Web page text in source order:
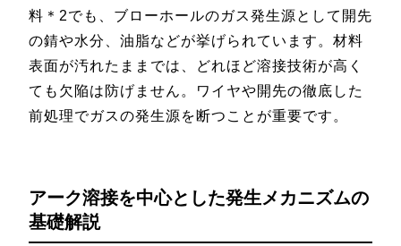
料＊2でも、ブローホールのガス発生源として開先
の錆や水分、油脂などが挙げられています。材料
表面が汚れたままでは、どれほど溶接技術が高く
ても欠陥は防げません。ワイヤや開先の徹底した
前処理でガスの発生源を断つことが重要です。
アーク溶接を中心とした発生メカニズムの
基礎解説